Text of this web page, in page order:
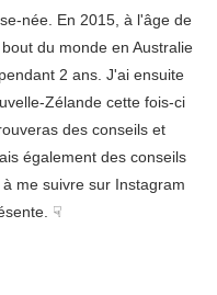
née. En 2015, à l'âge de
du monde en Australie
2 ans. J'ai ensuite
Zélande cette fois-ci
des conseils et
également des conseils
me suivre sur Instagram
☟